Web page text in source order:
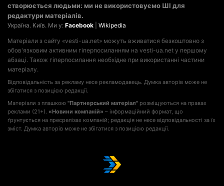
створюється людьми: ми не використовуємо ШІ для
редактури матеріалів.
Україна. Київ. Ми у: Facebook Wikipedia
Матеріали з сайту «vesti-ua.net» можуть вживатися безкоштовно з
обов'язковим активним гіперпосиланням на vesti-ua.net у першому
абзаці. Також гіперпосилання необхідне при використанні частини
матеріалу.
Відповідальність за рекламу несе рекламодавець. Думка авторів може не
збігатися з позицією редакції.
Матеріали з плашкою "Партнерський матеріал" розміщуються на правах
реклами (21+). «Новини компаній» – інформаційний формат, що
ґрунтується на пресрелізах компаній; редакція не несе відповідальності за їх
зміст. Думка авторів може не збігатися з позицією редакції.